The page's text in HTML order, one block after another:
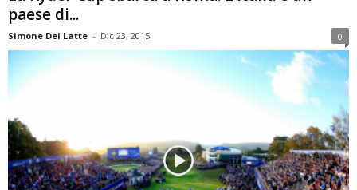
paese di...
Simone Del Latte - Dic 23, 2015 0